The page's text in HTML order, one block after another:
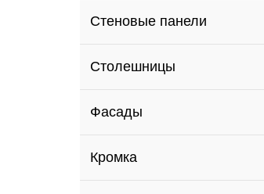
Стеновые панели
Столешницы
Фасады
Кромка